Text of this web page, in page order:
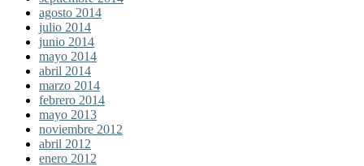
agosto 2014
julio 2014
junio 2014
mayo 2014
abril 2014
marzo 2014
febrero 2014
mayo 2013
noviembre 2012
abril 2012
enero 2012